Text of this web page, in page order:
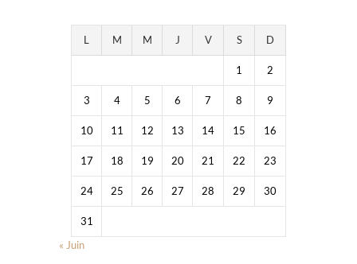
L M M J V S D
1 2
3 4 5 6 7 8 9
10 11 12 13 14 15 16
17 18 19 20 21 22 23
24 25 26 27 28 29 30
31
« Juin